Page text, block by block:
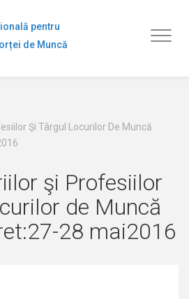
pentru
de Muncă
Şi Târgul Locurilor De Muncă
şi Profesiilor
de Muncă
28 mai2016